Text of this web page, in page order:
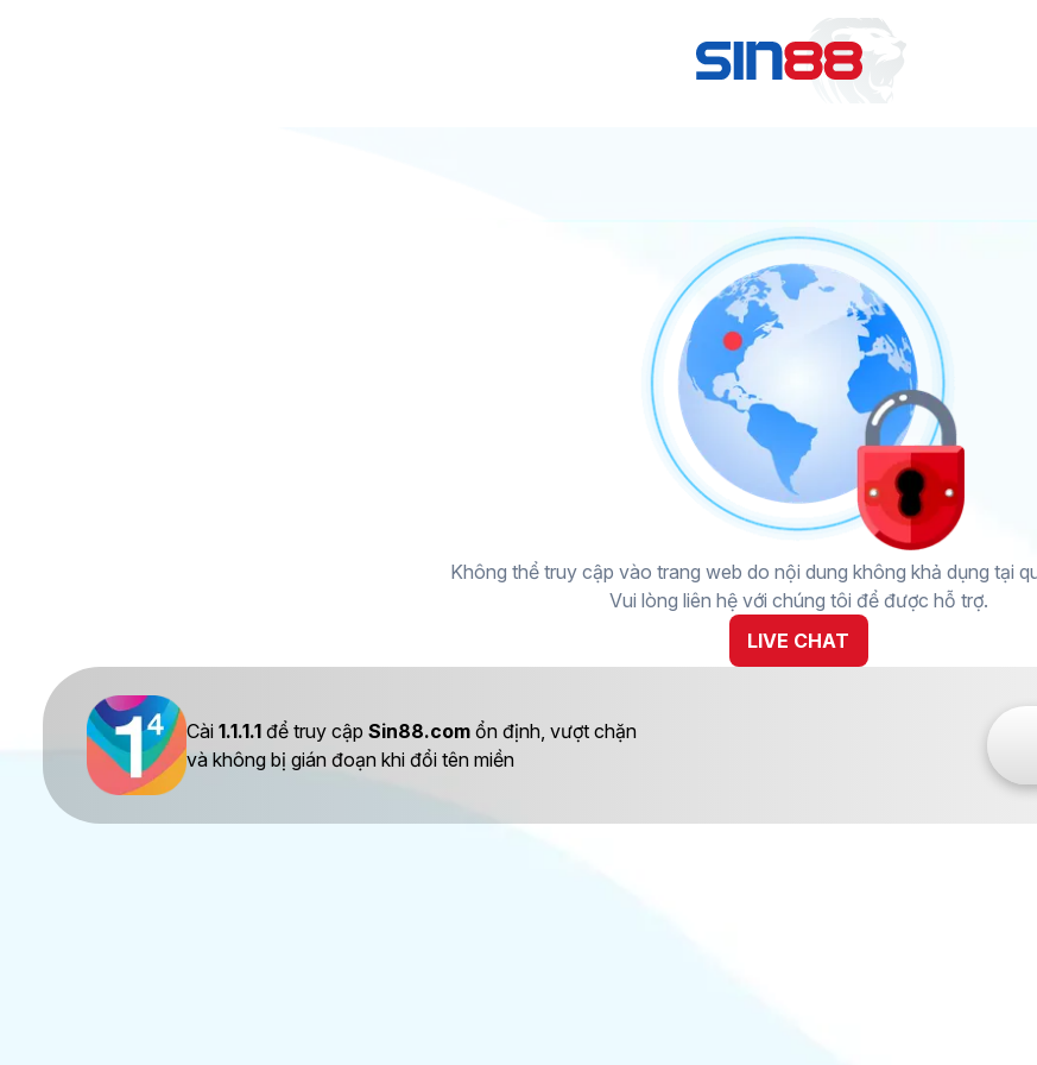
Không thể truy cập vào trang web do nội dung không khả dụng tại
Vui lòng liên hệ với chúng tôi để được hỗ trợ.
LIVE CHAT
Cài 1.1.1.1 để truy cập Sin88.com ổn định, vượt chặn
và không bị gián đoạn khi đổi tên miền